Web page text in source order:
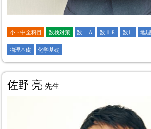
小・中全科目 数検対策 数ⅠＡ 数ⅡＢ 数Ⅲ 地理
物理基礎 化学基礎
佐野 亮 先生